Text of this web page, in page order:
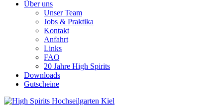
Über uns
Unser Team
Jobs & Praktika
Kontakt
Anfahrt
Links
FAQ
20 Jahre High Spirits
Downloads
Gutscheine